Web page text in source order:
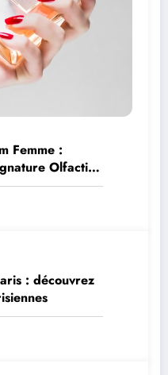
Femme :
Olfactive
: découvrez